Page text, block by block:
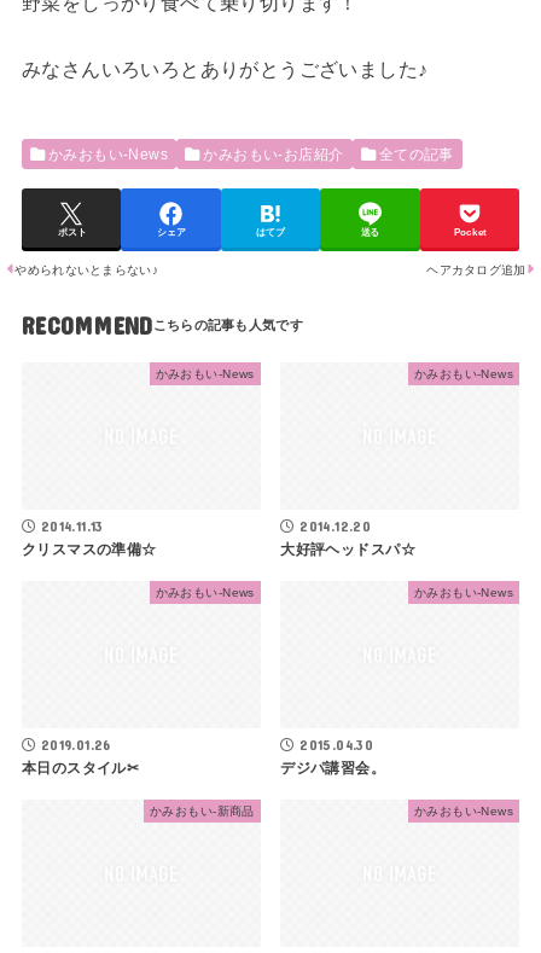
みなさんいろいろとありがとうございました♪
かみおもい-News かみおもい-お店紹介 全ての記事
ポスト シェア はてブ 送る Pocket
やめられないとまらない♪ ヘアカタログ追加
RECOMMEND
かみおもい-News
2014.11.13
クリスマスの準備☆
かみおもい-News
2014.12.20
大好評ヘッドスパ☆
かみおもい-News
2019.01.26
本日のスタイル✂
かみおもい-News
2015.04.30
デジパ講習会。
かみおもい-新商品 かみおもい-News